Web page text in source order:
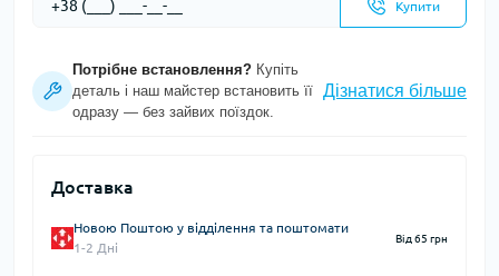
Купити
Потрібне встановлення? Купіть
деталь і наш майстер встановить її
одразу — без зайвих поїздок.
Дізнатися більше
Доставка
Новою Поштою у відділення та поштомати
1-2 Дні
Від 65 грн